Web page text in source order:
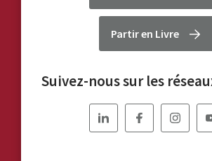
Partir en Livre
Suivez-nous sur les
Nous
Nous
Nous